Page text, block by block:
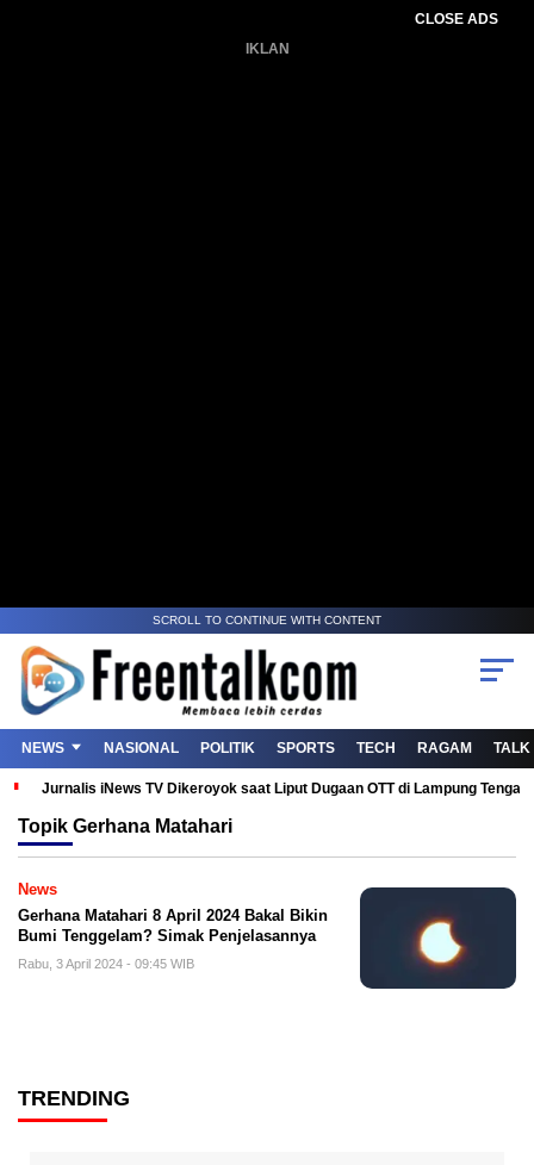
CLOSE ADS
IKLAN
SCROLL TO CONTINUE WITH CONTENT
NEWS NASIONAL POLITIK SPORTS TECH RAGAM TALK
Jurnalis iNews TV Dikeroyok saat Liput Dugaan OTT di Lampung
Topik Gerhana Matahari
News
Gerhana Matahari 8 April 2024 Bakal Bikin
Bumi Tenggelam? Simak Penjelasannya
Rabu, 3 April 2024 - 09:45 WIB
TRENDING